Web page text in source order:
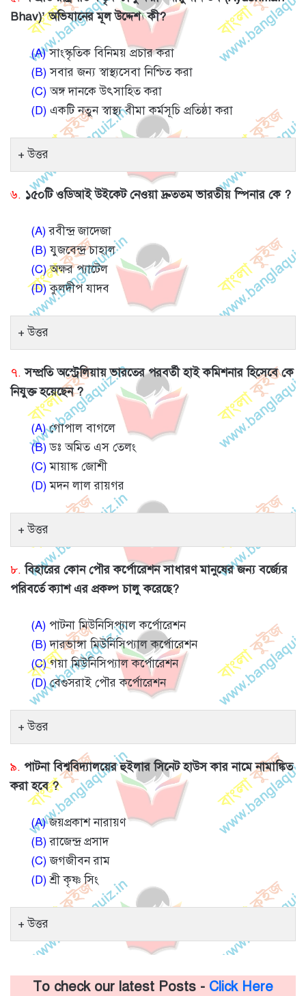
Bhav)’ অভিযানের মূল উদ্দেশ্য কী?
(A)সাংস্কৃতিক বিনিময় প্রচার করা
(B)সবার জন্য স্বাস্থ্যসেবা নিশ্চিত করা
(C)অঙ্গ দানকে উৎসাহিত করা
(D) একটি নতুন স্বাস্থ্য বীমা কর্মসূচি প্রতিষ্ঠা করা
উত্তর
৬. ১৫০টি ওডিআই উইকেট নেওয়া দ্রুততম ভারতীয় স্পিনার কে ?
(A)রবীন্দ্র জাদেজা
(B)যুজবেন্দ্র চাহাল
(C)অক্ষর প্যাটেল
(D)কুলদীপ যাদব
উত্তর
৭. সম্প্রতি অস্ট্রেলিয়ায় ভারতের পরবর্তী হাই কমিশনার হিসেবে কে
নিযুক্ত হয়েছেন ?
(A)গোপাল বাগলে
(B)ডঃ অমিত এস তেলং
(C)মায়াঙ্ক জোশী
(D)মদন লাল রায়গর
উত্তর
৮. বিহারের কোন পৌর কর্পোরেশন সাধারণ মানুষের জন্য বর্জ্যের
পরিবর্তে ক্যাশ এর প্রকল্প চালু করেছে?
(A) পাটনা মিউনিসিপ্যাল ​​কর্পোরেশন
(B)দারভাঙ্গা মিউনিসিপ্যাল ​​কর্পোরেশন
(C)গয়া মিউনিসিপ্যাল ​​কর্পোরেশন
(D)বেগুসরাই পৌর কর্পোরেশন
উত্তর
৯. পাটনা বিশ্ববিদ্যালয়ের হুইলার সিনেট হাউস কার নামে নামাঙ্কিত
করা হবে ?
(A)জয়প্রকাশ নারায়ণ
(B)রাজেন্দ্র প্রসাদ
(C)জগজীবন রাম
(D)শ্রী কৃষ্ণ সিং
উত্তর
To check our latest Posts - Click Here